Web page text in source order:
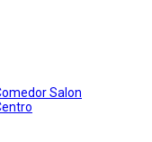
Salon